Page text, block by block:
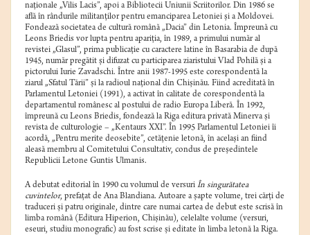
naţionale „Vilis Lacis”, apoi a Bibliotecii Uniunii Scriitorilor. Din 1986 se
află în rândurile militanților pentru emanciparea Letoniei și a Moldovei.
Fondează societatea de cultură română „Dacia” din Letonia. Împreună cu
Leons Briedis vor lupta pentru apariția, în 1989, a primului număr al
revistei „Glasul”, prima publicație cu caractere latine în Basarabia de după
1945, număr pregătit și difuzat cu participarea ziaristului Vlad Pohilă și a
pictorului Iurie Zavadschi. Între anii 1987-1995 este corespondentă la
ziarul „Sfatul Tării” şi la radioul naţional din Chișinău. Fiind acreditată în
Parlamentul Letoniei (1991), a activat în calitate de corespondentă la
departamentul românesc al postului de radio Europa Liberă. În 1992,
împreună cu Leons Briedis, fondează la Riga editura privată Minerva şi
revista de culturologie – „Kentaurs XXI”. În 1995 Parlamentul Letoniei îi
acordă, „Pentru merite deosebite”, cetăţenie letonă, în același an fiind
aleasă membru al Comitetului Consultativ, condus de preşedintele
Republicii Letone Guntis Ulmanis.
A debutat editorial în 1990 cu volumul de versuri În singurătatea
cuvintelor, prefaţat de Ana Blandiana. Autoare a şapte volume, trei cărţi de
traduceri şi patru originale, dintre care numai cartea de debut este scrisă în
limba română (Editura Hiperion, Chişinău), celelalte volume (versuri,
eseuri, studiu monografic) au fost scrise şi editate în limba letonă la Riga.